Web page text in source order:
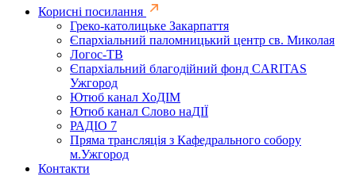
Корисні посилання
Греко-католицьке Закарпаття
Єпархіальний паломницький центр св. Миколая
Логос-ТВ
Єпархіальний благодійний фонд CARITAS
Ужгород
Ютюб канал ХоДІМ
Ютюб канал Слово наДІЇ
РАДІО 7
Пряма трансляція з Кафедрального собору
м.Ужгород
Контакти